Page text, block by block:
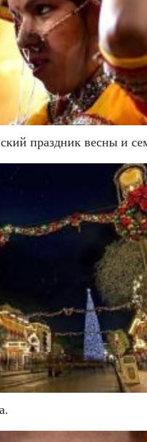
праздник весны и